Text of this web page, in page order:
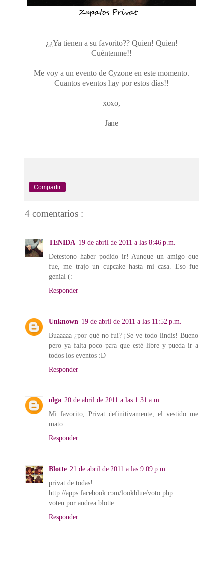
¿¿Ya tienen a su favorito?? Quien! Quien!
Cuéntenme!!
Me voy a un evento de Cyzone en este momento.
Cuantos eventos hay por estos días!!
xoxo,
Jane
Compartir
4 comentarios :
TENIDA 19 de abril de 2011 a las 8:46 p.m.
Detestono haber podido ir! Aunque un amigo que
fue, me trajo un cupcake hasta mi casa. Eso fue
genial (:
Responder
Unknown 19 de abril de 2011 a las 11:52 p.m.
Buaaaaa ¿por qué no fui? ¡Se ve todo lindis! Bueno
pero ya falta poco para que esté libre y pueda ir a
todos los eventos :D
Responder
olga 20 de abril de 2011 a las 1:31 a.m.
Mi favorito, Privat definitivamente, el vestido me
mato.
Responder
Blotte 21 de abril de 2011 a las 9:09 p.m.
privat de todas!
http://apps.facebook.com/lookblue/voto.php
voten por andrea blotte
Responder